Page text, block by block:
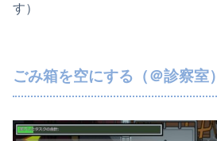
す）
ごみ箱を空にする（＠診察室）